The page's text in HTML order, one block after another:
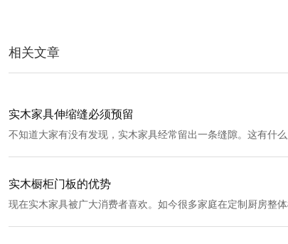
相关文章
实木家具伸缩缝必须预留
不知道大家有没有发现，实木家具经常留出一条缝隙。这有什么
实木橱柜门板的优势
现在实木家具被广大消费者喜欢。如今很多家庭在定制厨房整体